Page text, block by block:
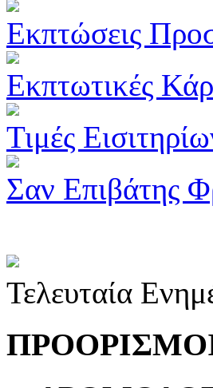
Εκπτώσεις
Εκπτωτικές
Τιμές
Σαν Επιβάτης
Τελευταία